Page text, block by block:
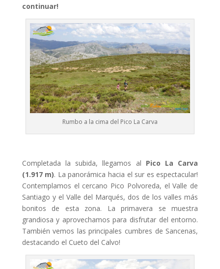
continuar!
Rumbo a la cima del Pico La Carva
Completada la subida, llegamos al Pico La Carva
(1.917 m). La panorámica hacia el sur es espectacular!
Contemplamos el cercano Pico Polvoreda, el Valle de
Santiago y el Valle del Marqués, dos de los valles más
bonitos de esta zona. La primavera se muestra
grandiosa y aprovechamos para disfrutar del entorno.
También vemos las principales cumbres de Sancenas,
destacando el Cueto del Calvo!